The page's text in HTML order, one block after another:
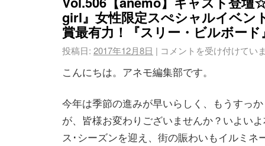
girl』女性限定スぺシャルイベン
賞最有力！『スリー・ビルボード
投稿日: 2017年12月8日 | コメントを受け付けてい
こんにちは。アネモ編集部です。
今年は季節の進みが早いらしく、もうすっ
が、皆様お変わりございませんか？いよい
ス･シーズンを迎え、街の賑わいもイルミネ